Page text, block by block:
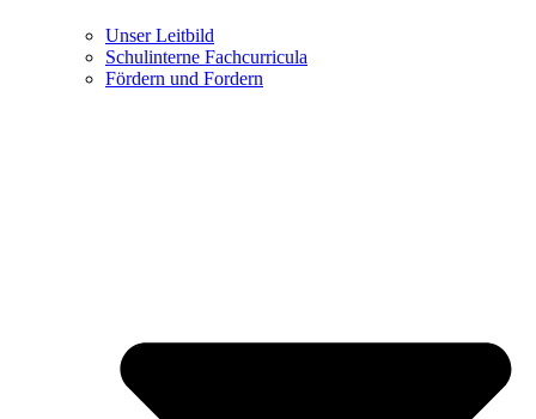
Unser Leitbild
Schulinterne Fachcurricula
Fördern und Fordern